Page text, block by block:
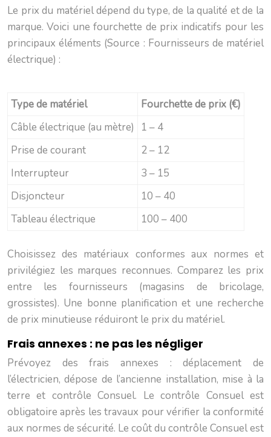
Le prix du matériel dépend du type, de la qualité et de la
marque. Voici une fourchette de prix indicatifs pour les
principaux éléments (Source : Fournisseurs de matériel
électrique) :
Type de matériel
Fourchette de prix (€)
Câble électrique (au mètre)
1 – 4
Prise de courant
2 – 12
Interrupteur
3 – 15
Disjoncteur
10 – 40
Tableau électrique
100 – 400
Choisissez des matériaux conformes aux normes et
privilégiez les marques reconnues. Comparez les prix
entre les fournisseurs (magasins de bricolage,
grossistes). Une bonne planification et une recherche
de prix minutieuse réduiront le prix du matériel.
Frais annexes : ne pas les négliger
Prévoyez des frais annexes : déplacement de
l’électricien, dépose de l’ancienne installation, mise à la
terre et contrôle Consuel. Le contrôle Consuel est
obligatoire après les travaux pour vérifier la conformité
aux normes de sécurité. Le coût du contrôle Consuel est